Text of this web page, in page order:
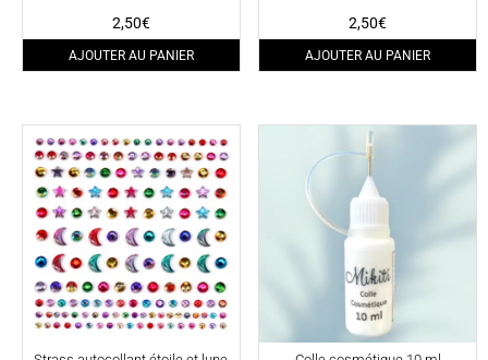
2,50€
AJOUTER AU PANIER
2,50€
AJOUTER AU PANIER